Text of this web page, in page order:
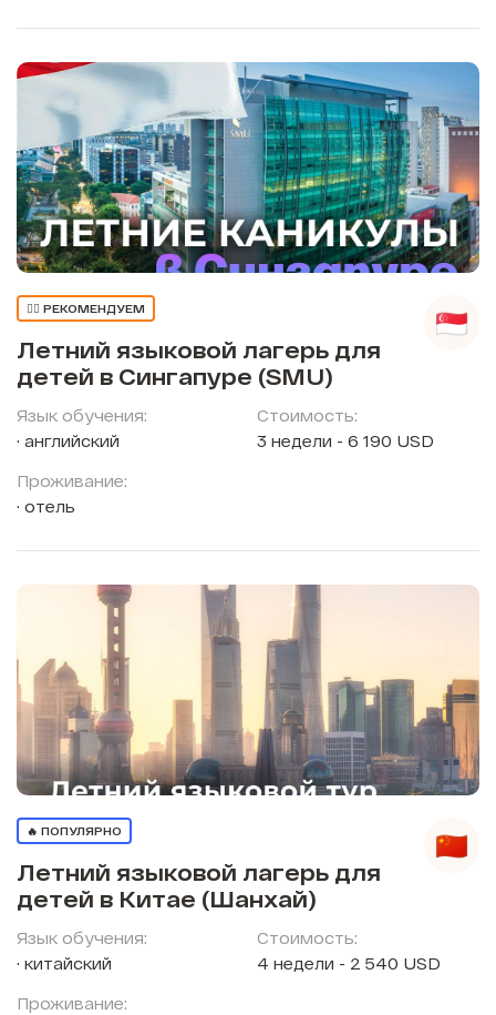
👍🏼 РЕКОМЕНДУЕМ
Летний языковой лагерь для
детей в Сингапуре (SMU)
Язык обучения:
английский
Проживание:
отель
Стоимость:
3 недели - 6 190 USD
🔥 ПОПУЛЯРНО
Летний языковой лагерь для
детей в Китае (Шанхай)
Язык обучения:
китайский
Проживание:
Стоимость:
4 недели - 2 540 USD